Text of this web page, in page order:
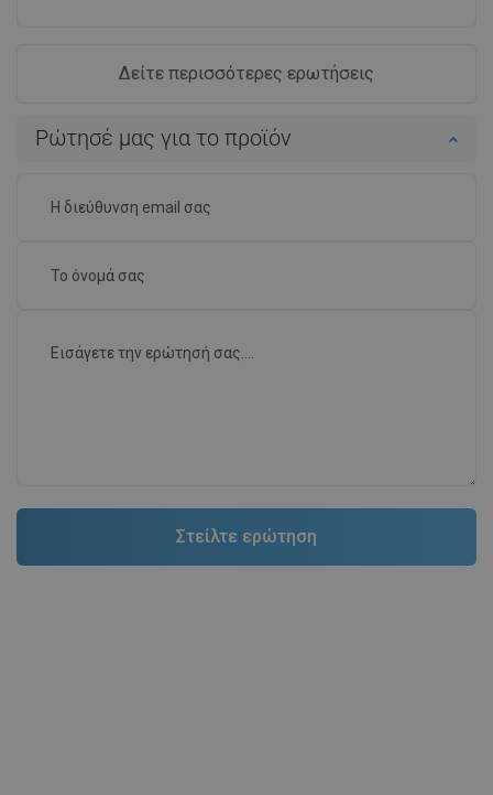
Δείτε περισσότερες ερωτήσεις
Ρώτησέ μας για το προϊόν